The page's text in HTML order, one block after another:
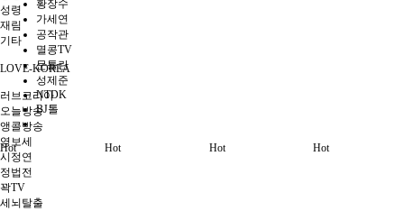
성령
재림
기타
LOVE-KOREA
러브코리아
오늘방송
앵콜방송
영보세
시정연
정법전
꽉TV
세뇌탈출
황장수
가세연
공작관
멸콩TV
문틀란
성제준
NTDK
BJ톨
Hot Hot Hot Hot